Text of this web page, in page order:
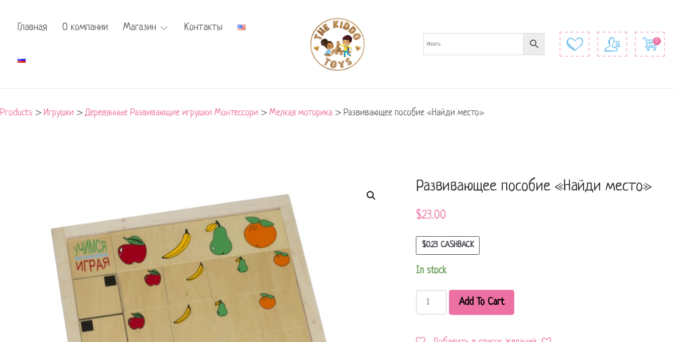
Главная О компании Магазин Контакты
0
Products > Игрушки > Деревянные Развивающие игрушки Монтессори > Мелкая моторика > Развивающее пособие «Найди место»
Развивающее пособие «Найди место»
$23.00
$0.23CASHBACK
In stock
Add To Cart